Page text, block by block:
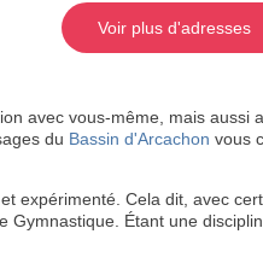
Voir plus d'adresses
avec vous-même, mais
du Bassin d'Arcachon vous
expérimenté. Cela dit, avec
Étant une